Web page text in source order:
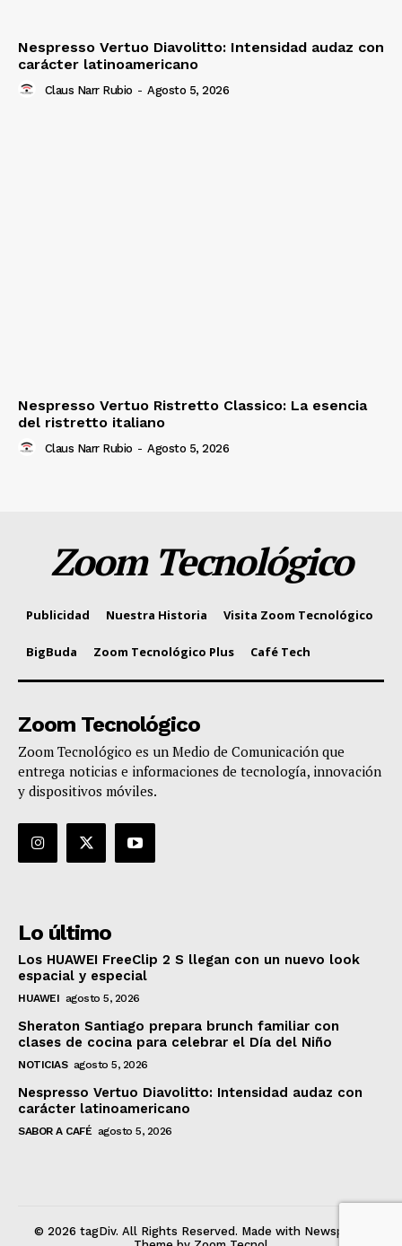
Nespresso Vertuo Diavolitto: Intensidad audaz con
carácter latinoamericano
Claus Narr Rubio - Agosto 5, 2026
Nespresso Vertuo Ristretto Classico: La esencia
del ristretto italiano
Claus Narr Rubio - Agosto 5, 2026
Zoom Tecnológico
Publicidad Nuestra Historia Visita Zoom Tecnológico
BigBuda Zoom Tecnológico Plus Café Tech
Zoom Tecnológico
Zoom Tecnológico es un Medio de Comunicación que
entrega noticias e informaciones de tecnología, innovación
y dispositivos móviles.
Lo último
Los HUAWEI FreeClip 2 S llegan con un nuevo look
espacial y especial
HUAWEI agosto 5, 2026
Sheraton Santiago prepara brunch familiar con
clases de cocina para celebrar el Día del Niño
NOTICIAS agosto 5, 2026
Nespresso Vertuo Diavolitto: Intensidad audaz con
carácter latinoamericano
SABOR A CAFÉ agosto 5, 2026
© 2026 tagDiv. All Rights Reserved. Made with Newspaper